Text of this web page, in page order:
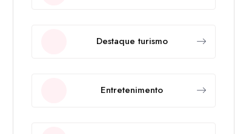
Destaque turismo
Entretenimento